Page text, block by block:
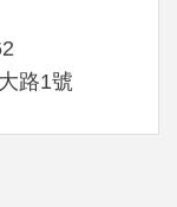
路1號